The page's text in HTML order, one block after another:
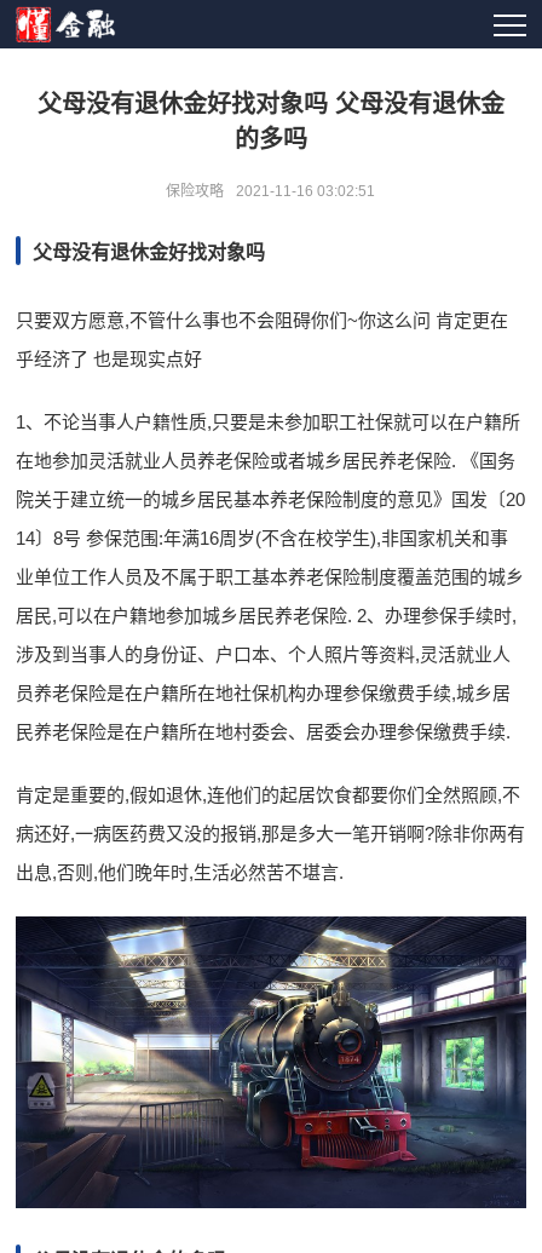
父母没有退休金好找对象吗 父母没有退休金
的多吗
保险攻略 2021-11-16 03:02:51
父母没有退休金好找对象吗
只要双方愿意,不管什么事也不会阻碍你们~你这么问 肯定更在
乎经济了 也是现实点好
1、不论当事人户籍性质,只要是未参加职工社保就可以在户籍所
在地参加灵活就业人员养老保险或者城乡居民养老保险. 《国务
院关于建立统一的城乡居民基本养老保险制度的意见》国发〔20
14〕8号 参保范围:年满16周岁(不含在校学生),非国家机关和事
业单位工作人员及不属于职工基本养老保险制度覆盖范围的城乡
居民,可以在户籍地参加城乡居民养老保险. 2、办理参保手续时,
涉及到当事人的身份证、户口本、个人照片等资料,灵活就业人
员养老保险是在户籍所在地社保机构办理参保缴费手续,城乡居
民养老保险是在户籍所在地村委会、居委会办理参保缴费手续.
肯定是重要的,假如退休,连他们的起居饮食都要你们全然照顾,不
病还好,一病医药费又没的报销,那是多大一笔开销啊?除非你两有
出息,否则,他们晚年时,生活必然苦不堪言.